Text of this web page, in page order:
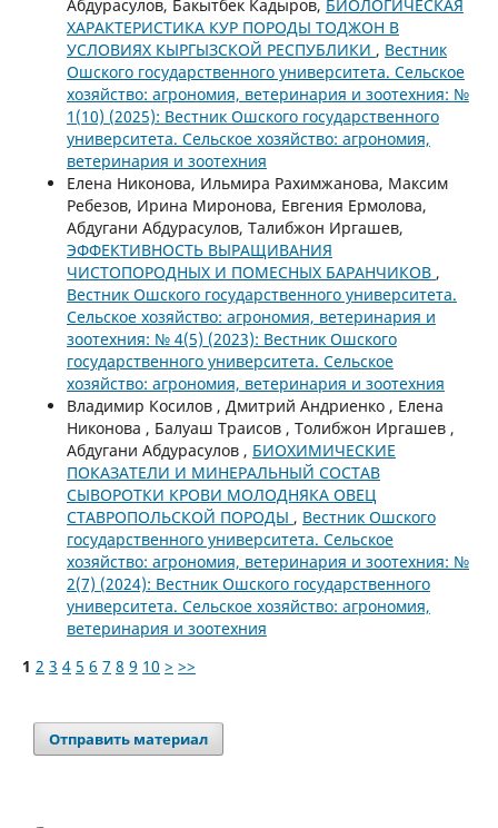
Абдурасулов, Бакытбек Кадыров, БИОЛОГИЧЕСКАЯ
ХАРАКТЕРИСТИКА КУР ПОРОДЫ ТОДЖОН В
УСЛОВИЯХ КЫРГЫЗСКОЙ РЕСПУБЛИКИ , Вестник
Ошского государственного университета. Сельское
хозяйство: агрономия, ветеринария и зоотехния: №
1(10) (2025): Вестник Ошского государственного
университета. Сельское хозяйство: агрономия,
ветеринария и зоотехния
Елена Никонова, Ильмира Рахимжанова, Максим
Ребезов, Ирина Миронова, Евгения Ермолова,
Абдугани Абдурасулов, Талибжон Иргашев,
ЭФФЕКТИВНОСТЬ ВЫРАЩИВАНИЯ
ЧИСТОПОРОДНЫХ И ПОМЕСНЫХ БАРАНЧИКОВ ,
Вестник Ошского государственного университета.
Сельское хозяйство: агрономия, ветеринария и
зоотехния: № 4(5) (2023): Вестник Ошского
государственного университета. Сельское
хозяйство: агрономия, ветеринария и зоотехния
Владимир Косилов , Дмитрий Андриенко , Елена
Никонова , Балуаш Траисов , Толибжон Иргашев ,
Абдугани Абдурасулов , БИОХИМИЧЕСКИЕ
ПОКАЗАТЕЛИ И МИНЕРАЛЬНЫЙ СОСТАВ
СЫВОРОТКИ КРОВИ МОЛОДНЯКА ОВЕЦ
СТАВРОПОЛЬСКОЙ ПОРОДЫ , Вестник Ошского
государственного университета. Сельское
хозяйство: агрономия, ветеринария и зоотехния: №
2(7) (2024): Вестник Ошского государственного
университета. Сельское хозяйство: агрономия,
ветеринария и зоотехния
1 2 3 4 5 6 7 8 9 10 > >>
Отправить материал